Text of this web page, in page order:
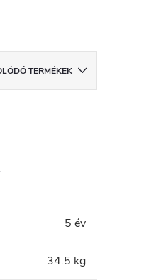
TERMÉKEK
5 év
34.5 kg